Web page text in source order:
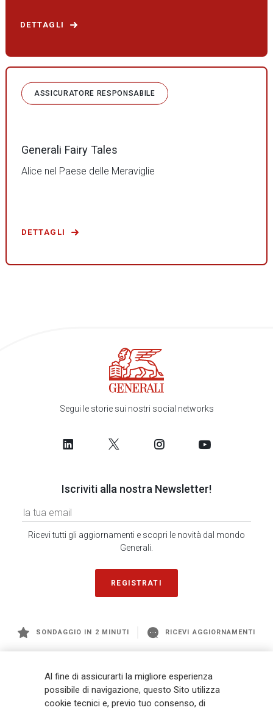
DETTAGLI
ASSICURATORE RESPONSABILE
Generali Fairy Tales
Alice nel Paese delle Meraviglie
DETTAGLI
Segui le storie sui nostri social networks
Iscriviti alla nostra Newsletter!
Ricevi tutti gli aggiornamenti e scopri le novità dal mondo
Generali.
REGISTRATI
SONDAGGIO IN 2 MINUTI RICEVI AGGIORNAMENTI
management a livello globale, con premi complessivi pari a € 98,1
miliardi e € 900 miliardi di AUM nel 2025. Fondato nel 1831, con oltre 88
mila dipendenti e 163 mila agenti che servono 75 milioni di clienti, il
Al fine di assicurarti la migliore esperienza
possibile di navigazione, questo Sito utilizza
cookie tecnici e, previo tuo consenso, di